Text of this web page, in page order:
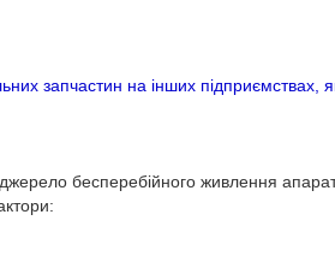
запчастин на інших підприємствах,
бесперебійного живлення